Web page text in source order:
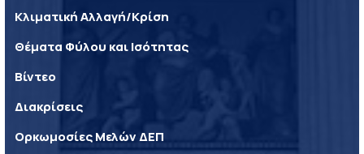
Κλιματική Αλλαγή/Κρίση
Θέματα Φύλου και Ισότητας
Βίντεο
Διακρίσεις
Ορκωμοσίες Μελών ΔΕΠ